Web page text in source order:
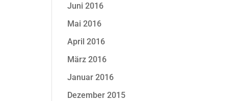
Juni 2016
Mai 2016
April 2016
März 2016
Januar 2016
Dezember 2015